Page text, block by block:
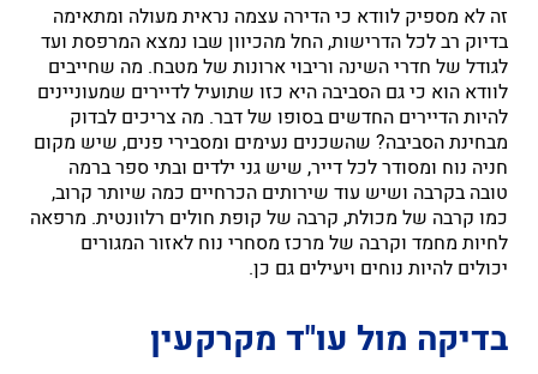
זה לא מספיק לוודא כי הדירה עצמה נראית מעולה ומתאימה
בדיוק רב לכל הדרישות, החל מהכיוון שבו נמצא המרפסת ועד
לגודל של חדרי השינה וריבוי ארונות של מטבח. מה שחייבים
לוודא הוא כי גם הסביבה היא כזו שתועיל לדיירים שמעוניינים
להיות הדיירים החדשים בסופו של דבר. מה צריכים לבדוק
מבחינת הסביבה? שהשכנים נעימים ומסבירי פנים, שיש מקום
חניה נוח ומסודר לכל דייר, שיש גני ילדים ובתי ספר ברמה
טובה בקרבה ושיש עוד שירותים הכרחיים כמה שיותר קרוב,
כמו קרבה של מכולת, קרבה של קופת חולים רלוונטית. מרפאה
לחיות מחמד וקרבה של מרכז מסחרי נוח לאזור המגורים
יכולים להיות נוחים ויעילים גם כן.
בדיקה מול עו"ד מקרקעין